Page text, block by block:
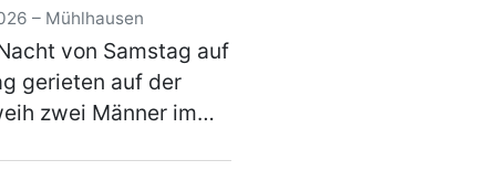
– Mühlhausen
von Samstag auf
gerieten auf der
zwei Männer im